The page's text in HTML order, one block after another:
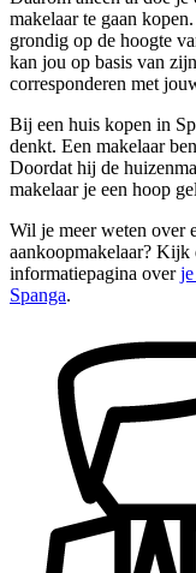
makelaar te gaan
grondig op de hoogte
kan jou op basis van
corresponderen met
Bij een huis kopen in
denkt. Een makelaar
Doordat hij de
makelaar je een hoop
Wil je meer weten over
aankoopmakelaar? Kijk
informatiepagina over
Spanga.